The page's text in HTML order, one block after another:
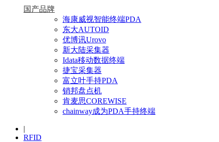
国产品牌
海康威视智能终端PDA
东大AUTOID
优博讯Urovo
新大陆采集器
Idata移动数据终端
捷宝采集器
富立叶手持PDA
销邦盘点机
肯麦思COREWISE
chainway成为PDA手持终端
|
RFID